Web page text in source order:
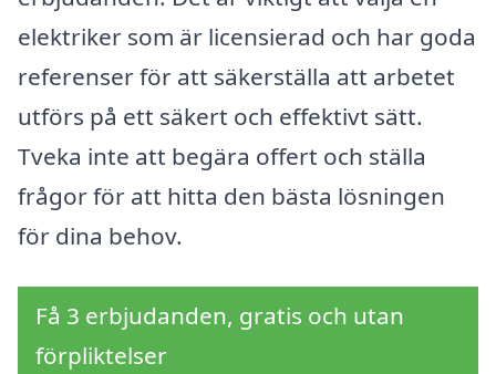
elektriker som är licensierad och har goda
referenser för att säkerställa att arbetet
utförs på ett säkert och effektivt sätt.
Tveka inte att begära offert och ställa
frågor för att hitta den bästa lösningen
för dina behov.
Få 3 erbjudanden, gratis och utan
förpliktelser